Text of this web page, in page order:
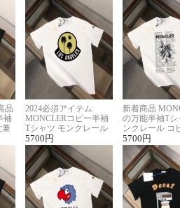
品
袖
兼
2024必須アイテム
MONCLERコピー半袖
Tシャツ モンクレール
夏らしいプリント
5700 円
新着商品
の万能半袖Tシ
ンクレール コ
ィンテージ風
5700 円